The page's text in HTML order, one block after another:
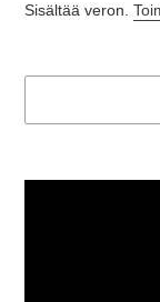
Sisältää veron.
lisääminen